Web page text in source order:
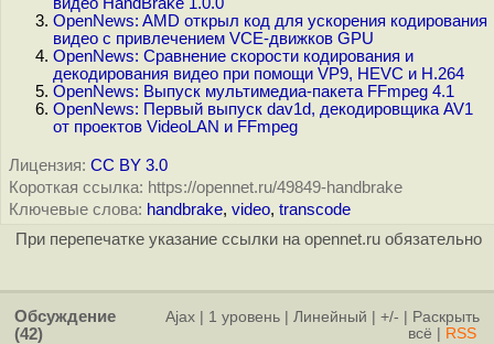
OpenNews: AMD открыл код для ускорения кодирования
видео с привлечением VCE-движков GPU
OpenNews: Сравнение скорости кодирования и
декодирования видео при помощи VP9, HEVC и H.264
OpenNews: Выпуск мультимедиа-пакета FFmpeg 4.1
OpenNews: Первый выпуск dav1d, декодировщика AV1
от проектов VideoLAN и FFmpeg
Лицензия: CC BY 3.0
Короткая ссылка: https://opennet.ru/49849-handbrake
Ключевые слова: handbrake, video, transcode
При перепечатке указание ссылки на opennet.ru обязательно
Обсуждение
(42)
Ajax 1 уровень Линейный +/-
Раскрыть
всё
RSS